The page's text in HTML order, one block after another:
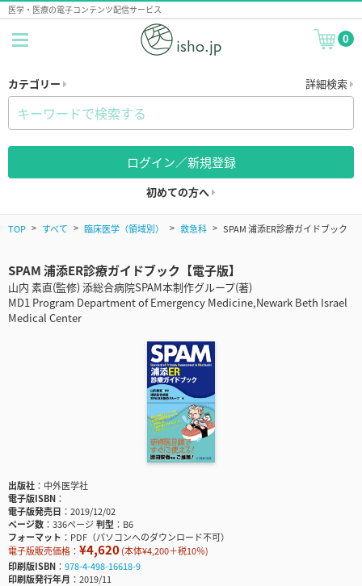
医学・医療の電子コンテンツ配信サービス
0
カテゴリー 詳細検索
ログイン／新規登録
初めての方へ
TOP すべて 臨床医学（領域別） 救急科 SPAM 浦添ER診療ガイドブック
SPAM 浦添ER診療ガイドブック【電子版】
山内 素直(監修) 添総合病院SPAM本制作グループ(著)
MD1 Program Department of Emergency Medicine,Newark Beth Israel
Medical Center
出版社
中外医学社
電子版ISBN
電子版発売日
2019/12/02
ページ数
336ページ判型
B6
フォーマット
PDF（パソコンへのダウンロード不可）
電子版販売価格： ¥4,620(本体¥4,200＋税10％)
印刷版ISBN
978-4-498-16618-9
印刷版発行年月
2019/11